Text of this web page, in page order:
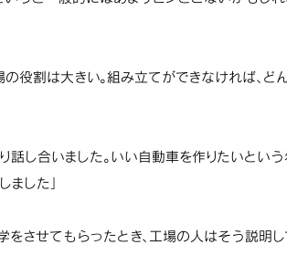
役割は大きい。組み立てができなければ、
話し合いました。いい自動車を作りたいとい
した」
させてもらったとき、工場の人はそう説明し